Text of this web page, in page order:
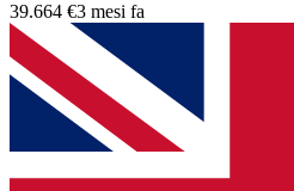
39.664 €3 mesi fa